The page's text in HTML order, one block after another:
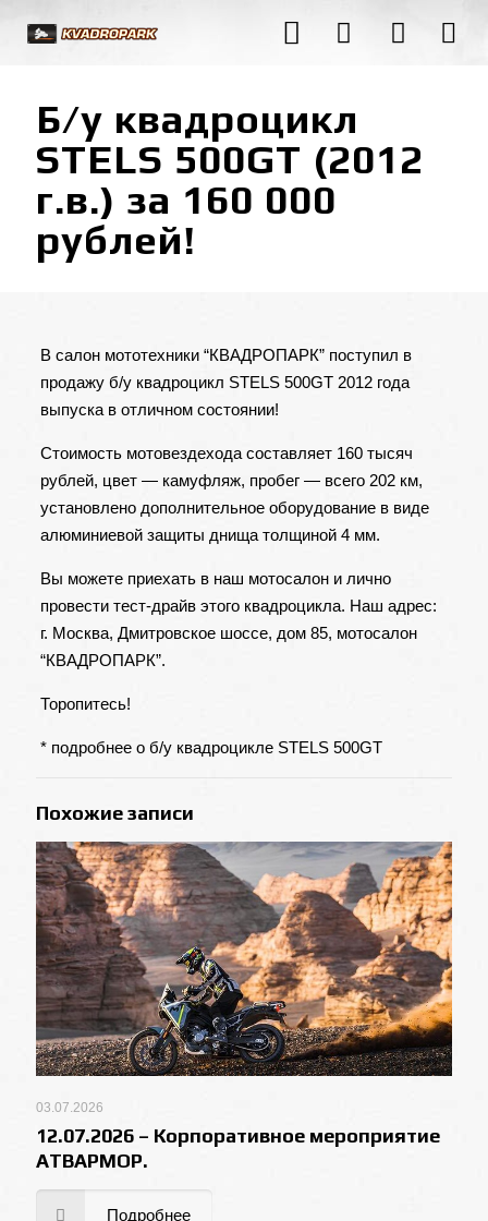
Б/у квадроцикл
STELS 500GT (2012
г.в.) за 160 000
рублей!
В салон мототехники “КВАДРОПАРК”поступил в
продажу б/у квадроцикл STELS 500GT 2012 года
выпуска в отличном состоянии!
Стоимость мотовездехода составляет 160 тысяч
рублей, цвет — камуфляж, пробег — всего 202 км,
установлено дополнительное оборудование в виде
алюминиевой защиты днища толщиной 4 мм.
Вы можете приехать в наш мотосалон и лично
провести тест-драйв этого квадроцикла. Наш адрес:
г. Москва, Дмитровское шоссе, дом 85, мотосалон
“КВАДРОПАРК”.
Торопитесь!
* подробнее о б/у квадроцикле STELS 500GT
Похожие записи
03.07.2026
12.07.2026 – Корпоративное мероприятие
АТВАРМОР.
Подробнее